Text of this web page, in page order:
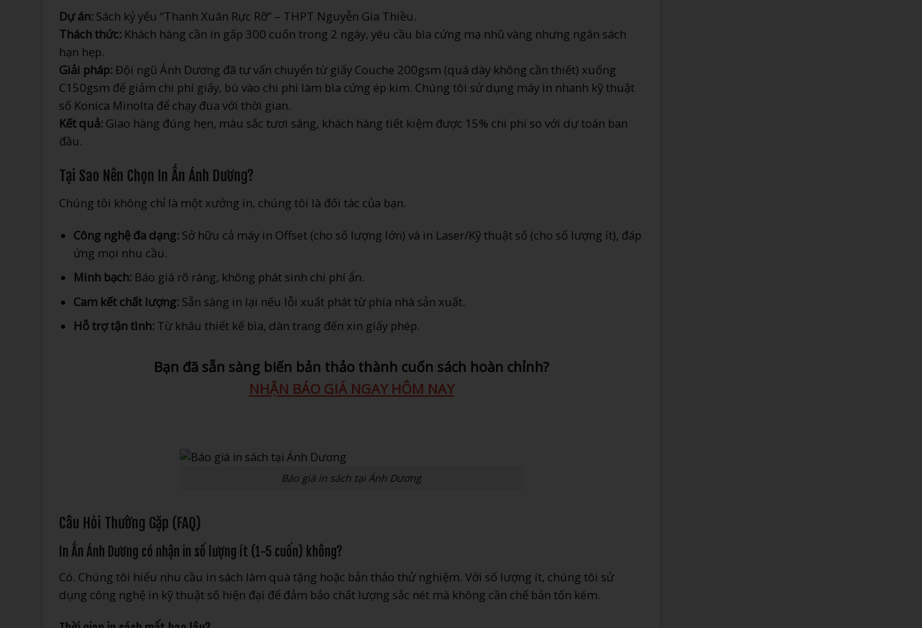
Dự án: Sách kỷ yếu “Thanh Xuân Rực Rỡ” – THPT Nguyễn Gia Thiều.
Thách thức: Khách hàng cần in gấp 300 cuốn trong 2 ngày, yêu cầu bìa cứng mạ nhũ vàng nhưng ngân sách
hạn hẹp.
Giải pháp: Đội ngũ Ánh Dương đã tư vấn chuyển từ giấy Couche 200gsm (quá dày không cần thiết) xuống
C150gsm để giảm chi phí giấy, bù vào chi phí làm bìa cứng ép kim. Chúng tôi sử dụng máy in nhanh kỹ thuật
số Konica Minolta để chạy đua với thời gian.
Kết quả: Giao hàng đúng hẹn, màu sắc tươi sáng, khách hàng tiết kiệm được 15% chi phí so với dự toán ban
đầu.
Tại Sao Nên Chọn In Ấn Ánh Dương?
Chúng tôi không chỉ là một xưởng in, chúng tôi là đối tác của bạn.
Công nghệ đa dạng:Sở hữu cả máy in Offset (cho số lượng lớn) và in Laser/Kỹ thuật số (cho số lượng ít), đáp
ứng mọi nhu cầu.
Minh bạch:Báo giá rõ ràng, không phát sinh chi phí ẩn.
Cam kết chất lượng:Sẵn sàng in lại nếu lỗi xuất phát từ phía nhà sản xuất.
Hỗ trợ tận tình:Từ khâu thiết kế bìa, dàn trang đến xin giấy phép.
Bạn đã sẵn sàng biến bản thảo thành cuốn sách hoàn chỉnh?
NHẬN BÁO GIÁ NGAY HÔM NAY
Báo giá in sách tại Ánh Dương
Câu Hỏi Thường Gặp (FAQ)
In Ấn Ánh Dương có nhận in số lượng ít (1-5 cuốn) không?
Có. Chúng tôi hiểu nhu cầu in sách làm quà tặng hoặc bản thảo thử nghiệm. Với số lượng ít, chúng tôi sử
dụng công nghệ in kỹ thuật số hiện đại để đảm bảo chất lượng sắc nét mà không cần chế bản tốn kém.